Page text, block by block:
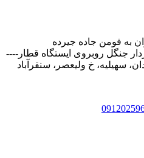
به فومن جاده جیرده
جنگل روبروی ایستگاه قطار----